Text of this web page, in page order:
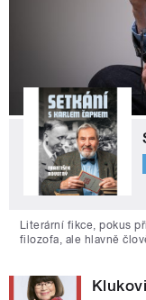
Literární fikce, pokus
filozofa, ale hlavně